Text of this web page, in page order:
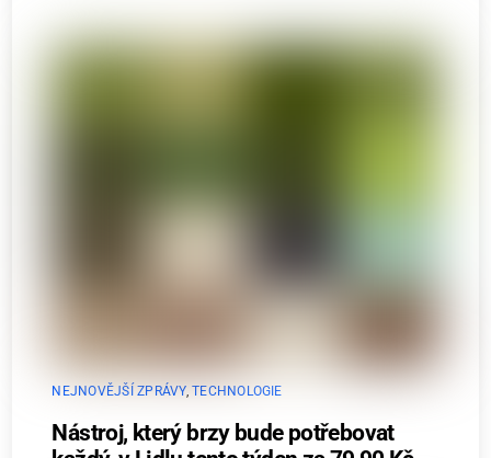
NEJNOVĚJŠÍ ZPRÁVY,TECHNOLOGIE
Nástroj, který brzy bude potřebovat